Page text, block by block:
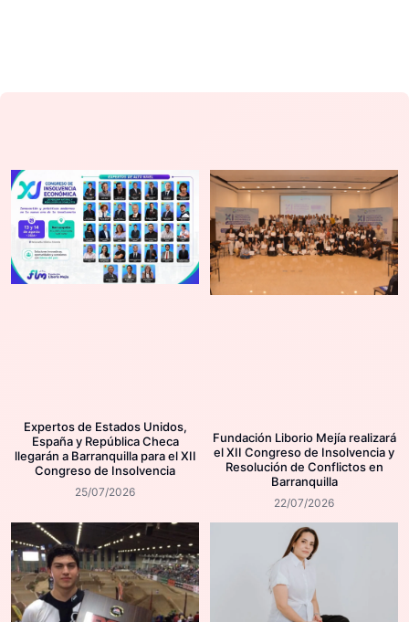
Expertos de Estados Unidos,
España y República Checa
llegarán a Barranquilla para el XII
Congreso de Insolvencia
25/07/2026
Fundación Liborio Mejía realizará
el XII Congreso de Insolvencia y
Resolución de Conflictos en
Barranquilla
22/07/2026